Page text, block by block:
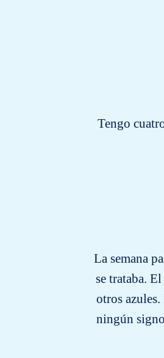
Tengo
La semana
se trataba.
otros
ningún